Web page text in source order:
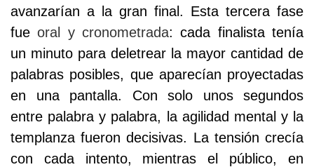
avanzarían a la gran final. Esta tercera fase
fueoral y cronometrada: cada finalista tenía
un minuto para deletrear la mayor cantidad de
palabras posibles, que aparecían proyectadas
en una pantalla. Con solo unos segundos
entre palabra y palabra, la agilidad mental y la
templanza fueron decisivas. La tensión crecía
con cada intento, mientras el público, en